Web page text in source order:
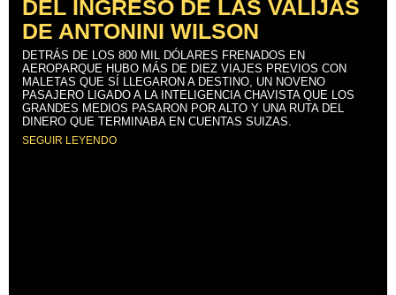
DEL INGRESO DE LAS VALIJAS
DE ANTONINI WILSON
DETRÁS DE LOS 800 MIL DÓLARES FRENADOS EN
AEROPARQUE HUBO MÁS DE DIEZ VIAJES PREVIOS CON
MALETAS QUE SÍ LLEGARON A DESTINO, UN NOVENO
PASAJERO LIGADO A LA INTELIGENCIA CHAVISTA QUE LOS
GRANDES MEDIOS PASARON POR ALTO Y UNA RUTA DEL
DINERO QUE TERMINABA EN CUENTAS SUIZAS.
SEGUIR LEYENDO